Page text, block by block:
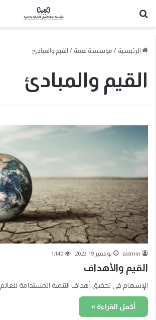
الرئيسية / مؤسسة نعمة / القيم والمبادئ
القيم والمبادئ
admin نوفمبر 19, 2023 1٬140
القيم والأهداف
الإسهام في تحقيق أهداف التنمية المستدامة للعالم
أكمل القراءة »